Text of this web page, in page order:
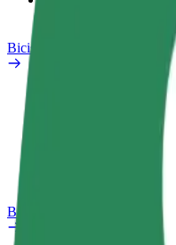
Bicis
Informar de un problema
Bolt Plus